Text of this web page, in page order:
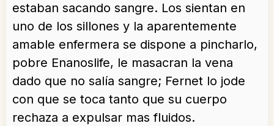
estaban sacando sangre. Los sientan en
uno de los sillones y la aparentemente
amable enfermera se dispone a pincharlo,
pobre Enanoslife, le masacran la vena
dado que no salía sangre; Fernet lo jode
con que se toca tanto que su cuerpo
rechaza a expulsar mas fluidos.